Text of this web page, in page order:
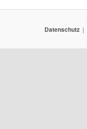
Datenschutz